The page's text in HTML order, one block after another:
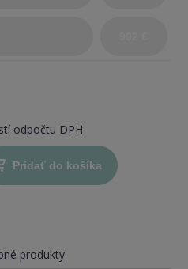
odpočtu DPH
Pridať do košíka
produkty